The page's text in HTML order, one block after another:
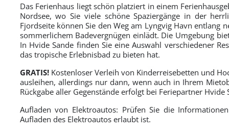
Das Ferienhaus liegt schön platziert in einem
Nordsee, wo Sie viele schöne Spaziergänge in der
Fjordseite können Sie den Weg am Lyngvig Havn entlang
sommerlichem Badevergnügen einlädt. Die Umgebung
In Hvide Sande finden Sie eine Auswahl verschiedener
das tropische Erlebnisbad zu bieten hat.
GRATIS! Kostenloser Verleih von Kinderreisebetten und
ausleihen, allerdings nur dann, wenn auch in Ihrem
Rückgabe aller Gegenstände erfolgt bei Feriepartner Hvide
Aufladen von Elektroautos: Prüfen Sie die
Aufladen des Elektroautos erlaubt ist.